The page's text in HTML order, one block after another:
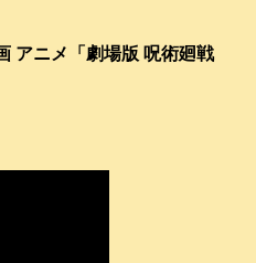
アニメ「劇場版 呪術廻戦